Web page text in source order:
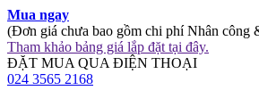
Mua ngay
(Đơn giá chưa bao gồm chi phí Nhân công
Tham khảo bảng giá lắp đặt tại đây.
ĐẶT MUA QUA ĐIỆN THOẠI
024 3565 2168